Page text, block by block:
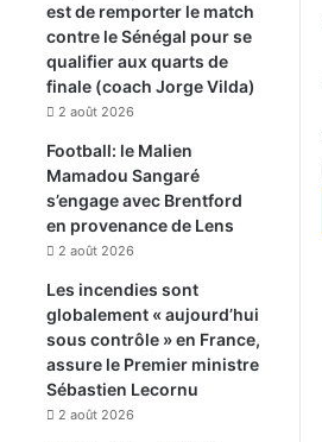
est de remporter le match
contre le Sénégal pour se
qualifier aux quarts de
finale (coach Jorge Vilda)
2 août 2026
Football: le Malien
Mamadou Sangaré
s’engage avec Brentford
en provenance de Lens
2 août 2026
Les incendies sont
globalement « aujourd’hui
sous contrôle » en France,
assure le Premier ministre
Sébastien Lecornu
2 août 2026